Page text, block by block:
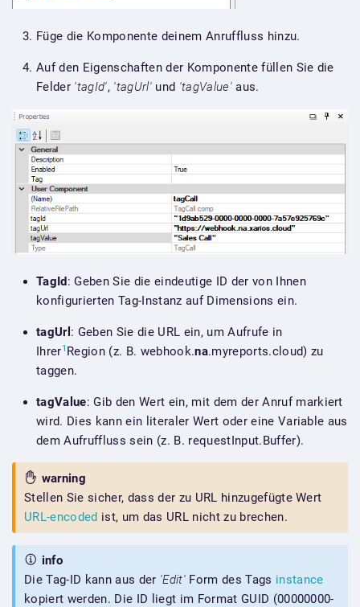
Füge die Komponente deinem Anruffluss hinzu.
Auf den Eigenschaften der Komponente füllen Sie die
Felder 'tagId', 'tagUrl'und 'tagValue'aus.
TagId : Geben Sie die eindeutige ID der von Ihnen
konfigurierten Tag-Instanz auf Dimensions ein.
tagUrl : Geben Sie die URL ein, um Aufrufe in
Ihrer1 Region (z. B. webhook.na.myreports.cloud) zu
taggen.
tagValue: Gib den Wert ein, mit dem der Anruf markiert
wird. Dies kann ein literaler Wert oder eine Variable aus
dem Aufruffluss sein (z. B. requestInput.Buffer).
warning
Stellen Sie sicher, dass der zu URL hinzugefügte Wert
URL-encoded ist, um das URL nicht zu brechen.
info
Die Tag-ID kann aus der 'Edit'Form des Tags instance
kopiert werden. Die ID liegt im Format GUID (00000000-